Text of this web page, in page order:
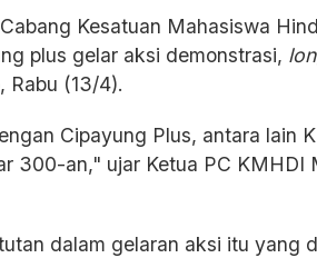
Kesatuan Mahasiswa
plus gelar aksi demonstrasi,
Rabu (13/4).
Cipayung Plus, antara lain
300-an," ujar Ketua PC KMHDI
dalam gelaran aksi itu yang